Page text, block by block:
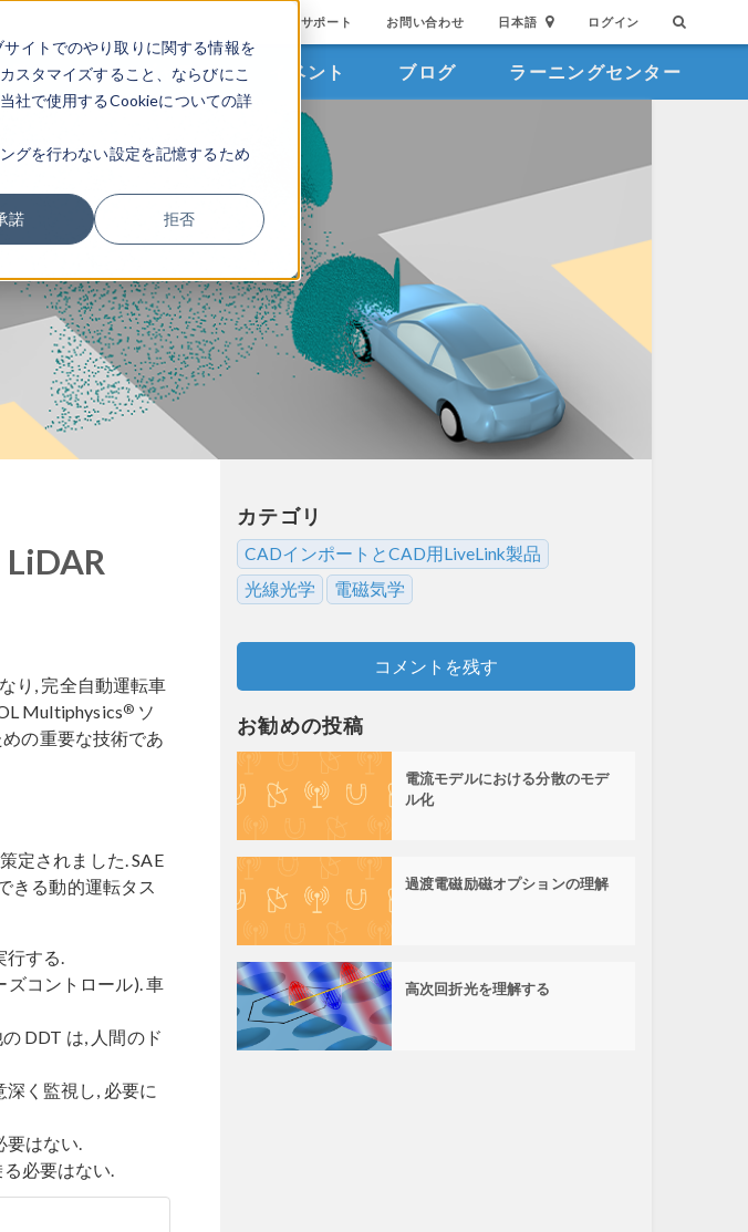
イトでのやり取りに関する情報を
スタマイズすること、ならびにこ
社で使用するCookieについての詳
グを行わない設定を記憶するため
諾 拒否
サポート お問い合わせ 日本語 ログイン
業界 ビデオギャラリ イベント ブログ ラーニングセンター
り, 完全自動運転車
Multiphysics® ソ
の重要な技術であ
定されました. SAE
きる動的運転タス
行する.
ズコントロール). 車
DDT は, 人間のド
く監視し, 必要に
要はない.
必要はない.
カテゴリ
CADインポートとCAD用LiveLink製品
光線光学
電磁気学
コメントを残す
お勧めの投稿
電流モデルにおける分散のモデ
ル化
過渡電磁励磁オプションの理解
高次回折光を理解する